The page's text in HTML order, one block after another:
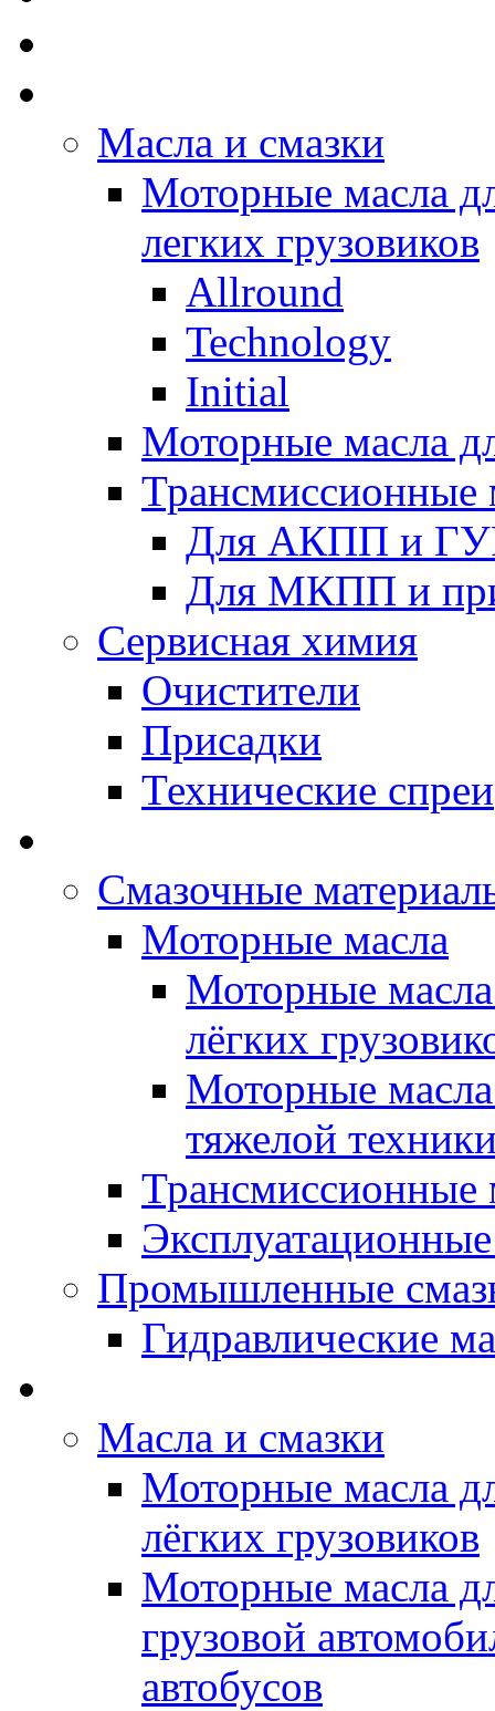
Масла и смазки
Моторные масла
легких грузовиков
Allround
Technology
Initial
Моторные масла
Трансмиссионные
Для АКПП и
Для МКПП и
Сервисная химия
Очистители
Присадки
Технические спреи
Смазочные
Моторные масла
Моторные
лёгких
Моторные
тяжелой
Трансмиссионные
Промышленные
Гидравлические
Масла и смазки
Моторные масла
лёгких грузовиков
Моторные масла
грузовой
автобусов